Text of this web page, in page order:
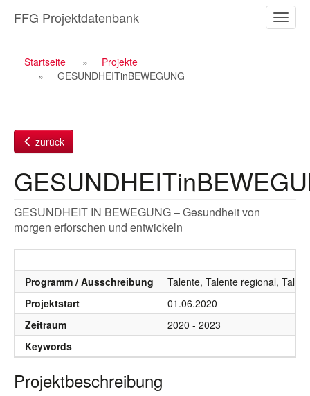
Inhalt
ein-/
FFG Projektdatenbank
Breadcrumb
Navigation
Startseite
Projekte
GESUNDHEITinBEWEGUNG
zurück
GESUNDHEIT IN BEWEGUNG – Gesundheit von
morgen erforschen und entwickeln
Programm / Ausschreibung
Talente, Talente regional,
Projektstart
01.06.2020
Zeitraum
2020 - 2023
Keywords
Projektbeschreibung